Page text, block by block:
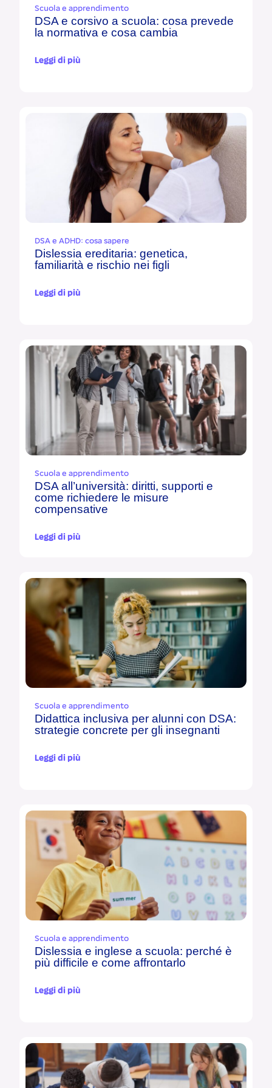
Scuola e apprendimento
DSA e corsivo a scuola: cosa prevede
la normativa e cosa cambia
Leggi di più
DSA e ADHD: cosa sapere
Dislessia ereditaria: genetica,
familiarità e rischio nei figli
Leggi di più
Scuola e apprendimento
DSA all’università: diritti, supporti e
come richiedere le misure
compensative
Leggi di più
Scuola e apprendimento
Didattica inclusiva per alunni con DSA:
strategie concrete per gli insegnanti
Leggi di più
Scuola e apprendimento
Dislessia e inglese a scuola: perché è
più difficile e come affrontarlo
Leggi di più